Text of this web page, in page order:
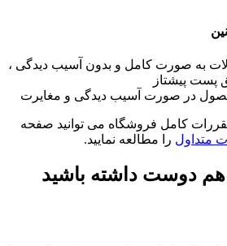
به صورت کامل و بدون آسیب دیدگی ،
پست پیشتاز
در صورت آسیب دیدگی و مغایرت
کامل فروشگاه می توانید صفحه
متداول را مطالعه نمایید.
هم دوست داشته باشید